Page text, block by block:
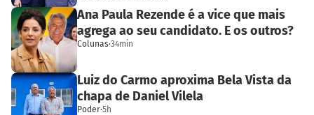
Ana Paula Rezende é a vice que mais
agrega ao seu candidato. E os outros?
Colunas·34min
Luiz do Carmo aproxima Bela Vista da
chapa de Daniel Vilela
Poder·5h